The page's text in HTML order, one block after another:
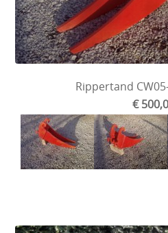
Rippertand
€